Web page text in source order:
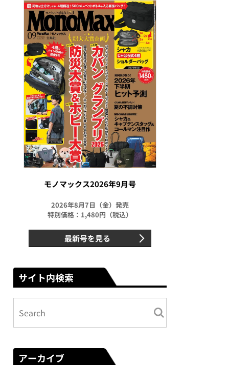
モノマックス2026年9月号
2026年8月7日（金）発売
特別価格：1,480円（税込）
最新号を見る
サイト内検索
アーカイブ